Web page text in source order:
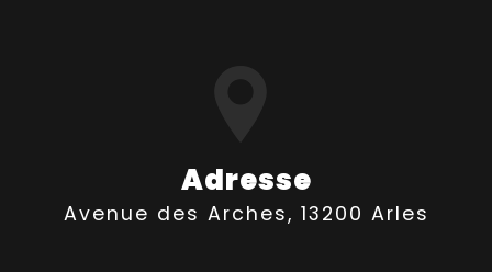
Adresse
Avenue des Arches, 13200 Arles